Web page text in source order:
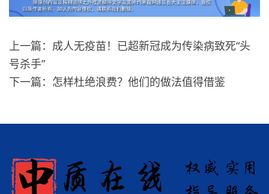
上一篇：成人无疫苗！已超新冠成为传染病致死“头
号杀手”
下一篇：怎样杜绝浪费？他们的做法值得借鉴